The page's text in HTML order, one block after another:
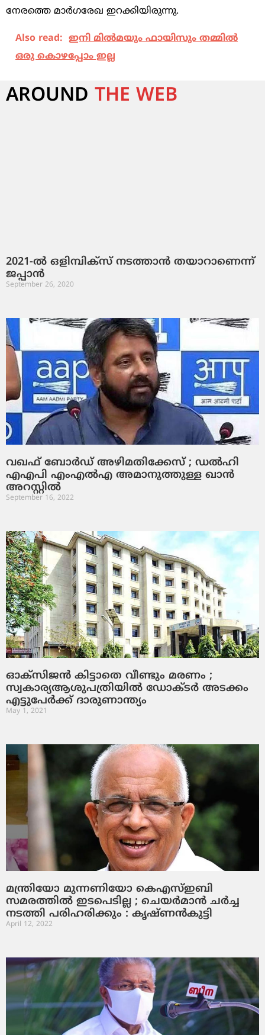
നേരത്തെ മാര്‍ഗരേഖ ഇറക്കിയിരുന്നു.
Also read: ഇനി മില്‍മയും ഫായിസും തമ്മില്‍
ഒരു കൊഴപ്പോം ഇല്ല
AROUND THE WEB
2021-ല്‍ ​ഒ​ളി​മ്പി​ക്സ് ന​ട​ത്താ​ന്‍ ത​യാ​റാ​ണെ​ന്ന്
ജ​പ്പാ​ന്‍
September 26, 2020
വഖഫ് ബോര്‍ഡ് അഴിമതിക്കേസ് ; ഡല്‍ഹി
എഎപി എംഎല്‍എ അമാനുത്തുള്ള ഖാന്‍
അറസ്റ്റില്‍
September 16, 2022
ഓക്‌സിജന്‍ കിട്ടാതെ വീണ്ടും മരണം ;
സ്വകാര്യആശുപത്രിയില്‍ ഡോക്ടര്‍ അടക്കം
എട്ടുപേര്‍ക്ക് ദാരുണാന്ത്യം
May 1, 2021
മന്ത്രിയോ മുന്നണിയോ കെഎസ്ഇബി
സമരത്തില്‍ ഇടപെടില്ല ; ചെയര്‍മാന്‍ ചര്‍ച്ച
നടത്തി പരിഹരിക്കും : കൃഷ്ണന്‍കുട്ടി
April 12, 2022